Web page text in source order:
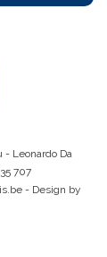
- Leonardo Da
707
- Design by